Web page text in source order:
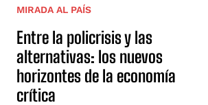
MIRADA AL PAÍS
Entre la policrisis y las
alternativas: los nuevos
horizontes de la economía
crítica